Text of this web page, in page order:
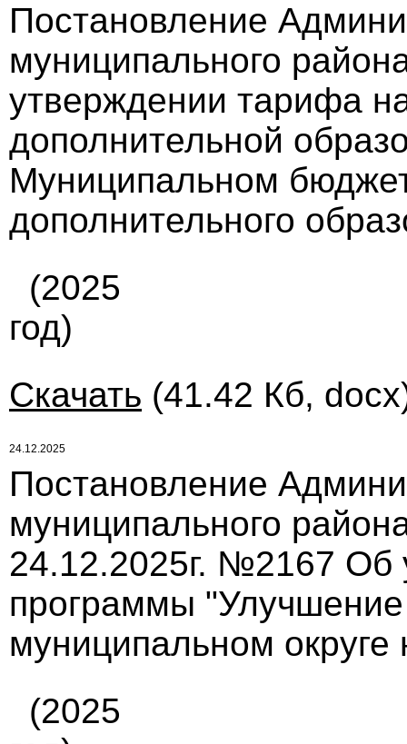
Постановление
муниципального
утверждении тарифа
дополнительной
Муниципальном
дополнительного
(2025
год)
Скачать (41.42 Кб,
24.12.2025
Постановление
муниципального
24.12.2025г. №2167 Об
программы
муниципальном
(2025